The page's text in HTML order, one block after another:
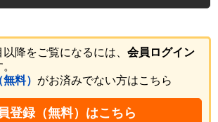
以降をご覧になるには、 会員ログイン
料） がお済みでない方はこちら
登録（無料）はこちら